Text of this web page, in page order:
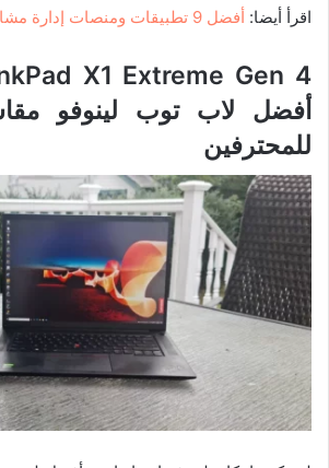
اقرأ أيضا: أفضل 9 تطبيقات ومنصات إدارة مشاريع
X1 Extreme Gen 4
للمحترفين